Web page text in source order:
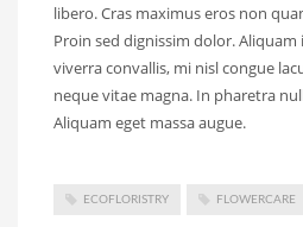
libero. Cras maximus eros non
Proin sed dignissim dolor.
viverra convallis, mi nisl congue
neque vitae magna. In pharetra
Aliquam eget massa augue.
ECOFLORISTRY FLOWERCARE